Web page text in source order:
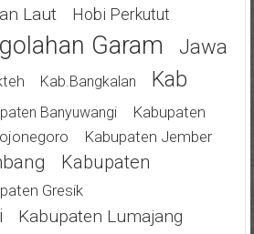
Laut
Hobi Perkutut
Garam
Jawa
Kab.bangkalan
Kab
Banyuwangi
Kabupaten
Kabupaten Jember
Kabupaten
Gresik
Kabupaten Lumajang